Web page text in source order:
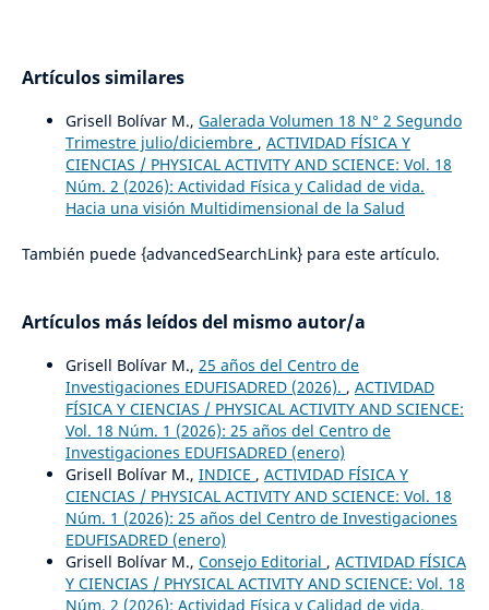
Artículos similares
Grisell Bolívar M., Galerada Volumen 18 N° 2 Segundo
Trimestre julio/diciembre , ACTIVIDAD FÍSICA Y
CIENCIAS / PHYSICAL ACTIVITY AND SCIENCE: Vol. 18
Núm. 2 (2026): Actividad Física y Calidad de vida.
Hacia una visión Multidimensional de la Salud
También puede {advancedSearchLink} para este artículo.
Artículos más leídos del mismo autor/a
Grisell Bolívar M., 25 años del Centro de
Investigaciones EDUFISADRED (2026). , ACTIVIDAD
FÍSICA Y CIENCIAS / PHYSICAL ACTIVITY AND SCIENCE:
Vol. 18 Núm. 1 (2026): 25 años del Centro de
Investigaciones EDUFISADRED (enero)
Grisell Bolívar M., INDICE , ACTIVIDAD FÍSICA Y
CIENCIAS / PHYSICAL ACTIVITY AND SCIENCE: Vol. 18
Núm. 1 (2026): 25 años del Centro de Investigaciones
EDUFISADRED (enero)
Grisell Bolívar M., Consejo Editorial , ACTIVIDAD FÍSICA
Y CIENCIAS / PHYSICAL ACTIVITY AND SCIENCE: Vol. 18
Núm. 2 (2026): Actividad Física y Calidad de vida.